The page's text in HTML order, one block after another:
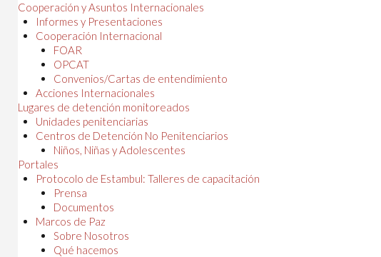
Cooperación y Asuntos Internacionales
Informes y Presentaciones
Cooperación Internacional
FOAR
OPCAT
Convenios/Cartas de entendimiento
Acciones Internacionales
Lugares de detención monitoreados
Unidades penitenciarias
Centros de Detención No Penitenciarios
Niños, Niñas y Adolescentes
Portales
Protocolo de Estambul: Talleres de capacitación
Prensa
Documentos
Marcos de Paz
Sobre Nosotros
Qué hacemos